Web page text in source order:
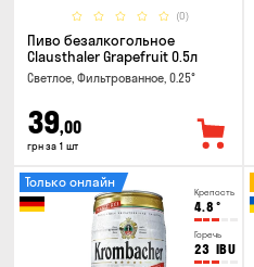
(0)
Пиво безалкогольное
Clausthaler Grapefruit 0.5л
Светлое, Фильтрованное, 0.25°
39,00
грн за 1 шт
Крепость
4.8 °
Горечь
23 IBU
Только онлайн